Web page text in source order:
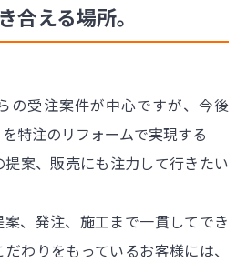
合える場所。
の受注案件が中心ですが、今後
特注のリフォームで実現する
提案、販売にも注力して行きたい
、発注、施工まで一貫してでき
わりをもっているお客様には、